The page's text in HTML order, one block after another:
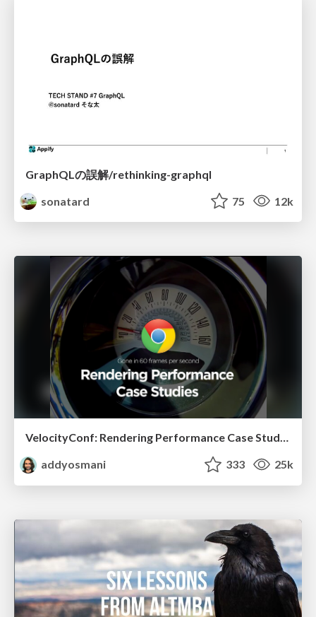
GraphQLの誤解/rethinking-graphql
sonatard
75 12k
VelocityConf: Rendering Performance Case Studies
addyosmani
333 25k